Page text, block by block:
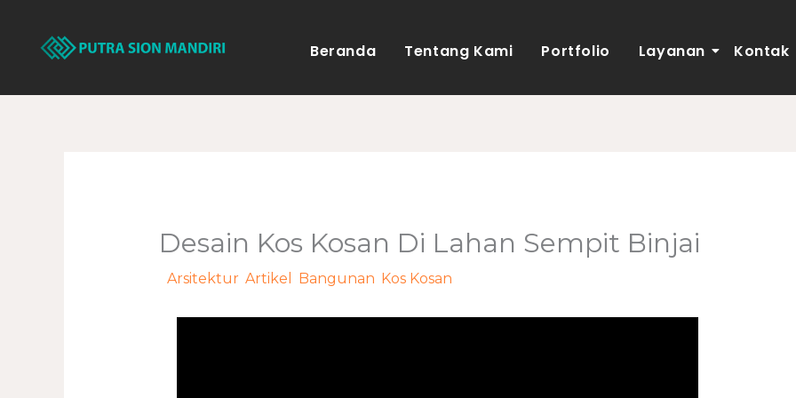
konten
Beranda Tentang Kami Portfolio Layanan Kontak
Desain Kos Kosan Di Lahan Sempit Binjai
Arsitektur, Artikel Bangunan Kos Kosan